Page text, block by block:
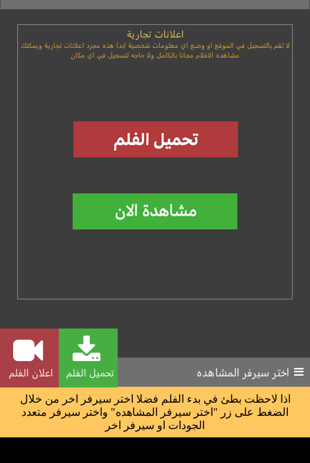
اعلانات تجارية
لا تقم بالتسجيل في الموقع او وضع اي معلومات شخصية ابدا هذه مجرد اعلانات تجارية ويمكنك
مشاهده الافلام مجانا بالكامل ولا حاجه لتسجيل في اي مكان
تحميل الفلم اعلان الفلم اختر سيرفر المشاهده
اذا لاحظت بطئ في بدء الفلم فضلا اختر سيرفر اخر من خلال
الضغط على زر "اختر سيرفر المشاهده" واختر سيرفر متعدد
الجودات او سيرفر اخر